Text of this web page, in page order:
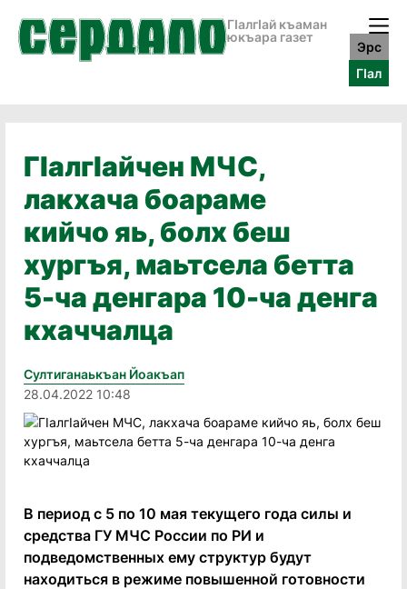
ГӀалгӀай къаман
юкъара газет
Эрс
ГӀал
ГIалгIайчен МЧС,
лакхача боараме
кийчо яь, болх беш
хургъя, маьтсела бетта
5-ча денгара 10-ча денга
кхаччалца
Султиганаькъан Йоакъап
28.04.2022 10:48
В период с 5 по 10 мая текущего года силы и
средства ГУ МЧС России по РИ и
подведомственных ему структур будут
находиться в режиме повышенной готовности